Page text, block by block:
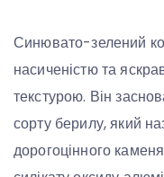
Синювато-зелений
насиченістю та
текстурою. Він
сорту берилу, який
дорогоцінного